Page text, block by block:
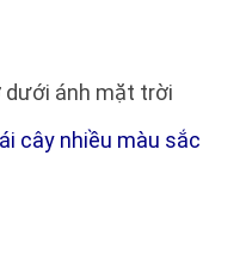
dưới ánh mặt trời
cây nhiều màu sắc